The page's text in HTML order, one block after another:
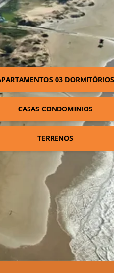
03 DORMITÓRIOS
CASAS CONDOMINIOS
TERRENOS